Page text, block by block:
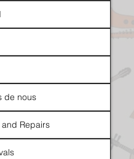
de nous
Repairs